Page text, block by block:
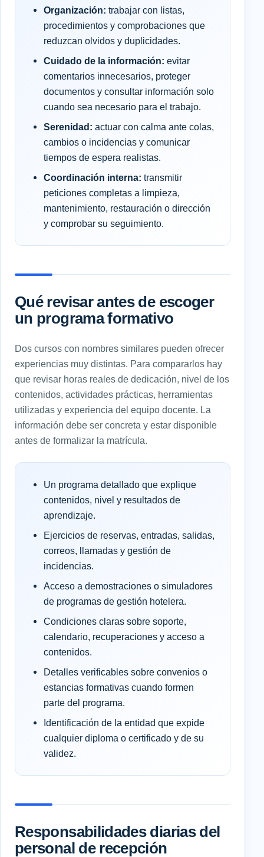
Organización: trabajar con listas,
procedimientos y comprobaciones que
reduzcan olvidos y duplicidades.
Cuidado de la información: evitar
comentarios innecesarios, proteger
documentos y consultar información solo
cuando sea necesario para el trabajo.
Serenidad: actuar con calma ante colas,
cambios o incidencias y comunicar
tiempos de espera realistas.
Coordinación interna: transmitir
peticiones completas a limpieza,
mantenimiento, restauración o dirección
y comprobar su seguimiento.
Qué revisar antes de escoger
un programa formativo
Dos cursos con nombres similares pueden ofrecer
experiencias muy distintas. Para compararlos hay
que revisar horas reales de dedicación, nivel de los
contenidos, actividades prácticas, herramientas
utilizadas y experiencia del equipo docente. La
información debe ser concreta y estar disponible
antes de formalizar la matrícula.
Un programa detallado que explique
contenidos, nivel y resultados de
aprendizaje.
Ejercicios de reservas, entradas, salidas,
correos, llamadas y gestión de
incidencias.
Acceso a demostraciones o simuladores
de programas de gestión hotelera.
Condiciones claras sobre soporte,
calendario, recuperaciones y acceso a
contenidos.
Detalles verificables sobre convenios o
estancias formativas cuando formen
parte del programa.
Identificación de la entidad que expide
cualquier diploma o certificado y de su
validez.
Responsabilidades diarias del
personal de recepción